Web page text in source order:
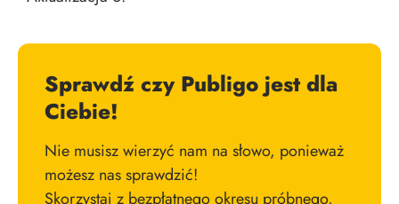
Sprawdź czy Publigo jest dla
Ciebie!
Nie musisz wierzyć nam na słowo, ponieważ
możesz nas sprawdzić!
Skorzystaj z bezpłatnego okresu próbnego,